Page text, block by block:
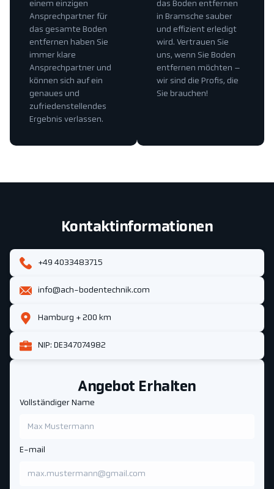
das Boden entfernen
in Bramsche sauber
und effizient erledigt
wird. Vertrauen Sie
uns, wenn Sie Boden
entfernen möchten –
wir sind die Profis, die
Sie brauchen!
einem einzigen
Ansprechpartner für
das gesamte Boden
entfernen haben Sie
immer klare
Ansprechpartner und
können sich auf ein
genaues und
zufriedenstellendes
Ergebnis verlassen.
Angebot Erhalten
Vollständiger Name
E-mail
Kontaktinformationen
+49 4033483715
info@ach-bodentechnik.com
Hamburg + 200 km
NIP: DE347074982